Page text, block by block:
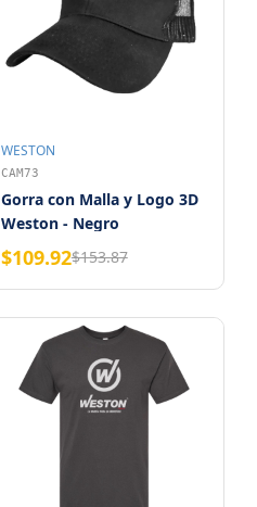
WESTON
CAM73
Gorra con Malla y Logo 3D
Weston - Negro
$109.92$153.87